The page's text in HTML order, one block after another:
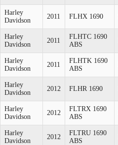
Harley
Davidson
2011 FLHX 1690
Harley
Davidson
2011
FLHTC 1690
ABS
Harley
Davidson
2011
FLHTK 1690
ABS
Harley
Davidson
2012 FLHR 1690
Harley
Davidson
2012
FLTRX 1690
ABS
Harley
Davidson
2012
FLTRU 1690
ABS